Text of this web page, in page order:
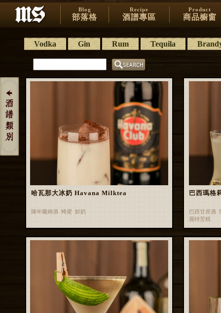
Blog
部落格
Recipe
酒譜專區
Product
商品櫥窗
Vodka Gin Rum Tequila
哈瓦那大冰奶 Havana Milktea
陳年蘭姆酒 蜂蜜 鮮奶
巴西瑪
巴西甘蔗酒
麗特苦精